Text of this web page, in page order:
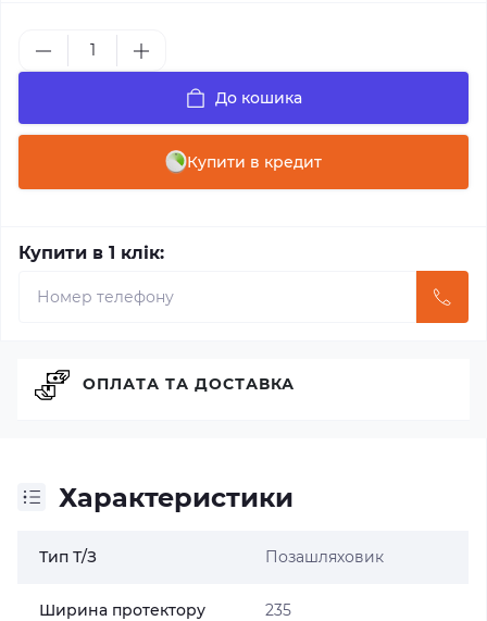
До кошика
Купити в кредит
Купити в 1 клік:
Характеристики
Тип Т/З Позашляховик
Ширина протектору
235
ОПЛАТА ТА ДОСТАВКА